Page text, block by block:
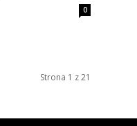
0
Strona 1 z 21